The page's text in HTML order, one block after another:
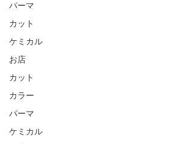
パーマ
カット
ケミカル
お店
カット
カラー
パーマ
ケミカル